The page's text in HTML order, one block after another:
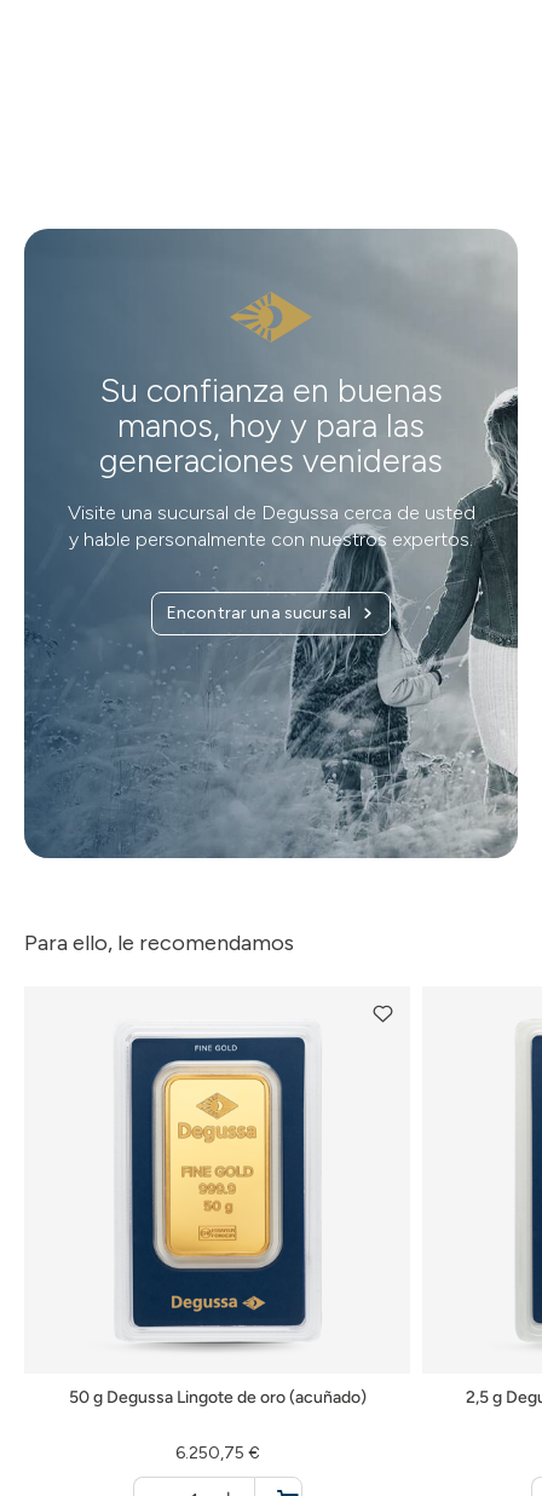
Su confianza en buenas
manos, hoy y para las
generaciones venideras
Visite una sucursal de Degussa cerca de usted
y hable personalmente con nuestros expertos.
Encontrar una sucursal
Para ello, le recomendamos
50 g Degussa Lingote de oro (acuñado)
6.250,75 €
2,5 g